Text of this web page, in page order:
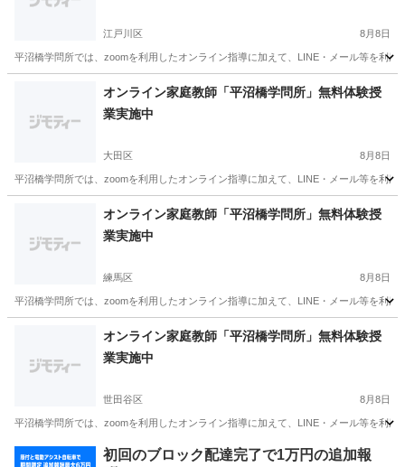
江戸川区 8月8日
平沼橋学問所では、zoomを利用したオンライン指導に加えて、LINE・メール等を利
家庭教師 無料
オンライン家庭教師「平沼橋学問所」無料体験授
業実施中
大田区 8月8日
平沼橋学問所では、zoomを利用したオンライン指導に加えて、LINE・メール等を利
家庭教師 無料
オンライン家庭教師「平沼橋学問所」無料体験授
業実施中
練馬区 8月8日
平沼橋学問所では、zoomを利用したオンライン指導に加えて、LINE・メール等を利
家庭教師 無料
オンライン家庭教師「平沼橋学問所」無料体験授
業実施中
世田谷区 8月8日
平沼橋学問所では、zoomを利用したオンライン指導に加えて、LINE・メール等を利
家庭教師 無料
初回のブロック配達完了で1万円の追加報